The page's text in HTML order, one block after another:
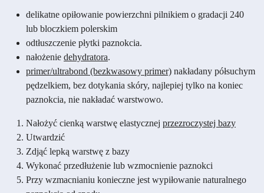
delikatne opiłowanie powierzchni pilnikiem o gradacji 240
lub bloczkiem polerskim
odtłuszczenie płytki paznokcia.
nałożenie dehydratora.
primer/ultrabond (bezkwasowy primer) nakładany półsuchym
pędzelkiem, bez dotykania skóry, najlepiej tylko na koniec
paznokcia, nie nakładać warstwowo.
Nałożyć cienką warstwę elastycznej przezroczystej bazy
Utwardzić
Zdjąć lepką warstwę z bazy
Wykonać przedłużenie lub wzmocnienie paznokci
Przy wzmacnianiu konieczne jest wypiłowanie naturalnego